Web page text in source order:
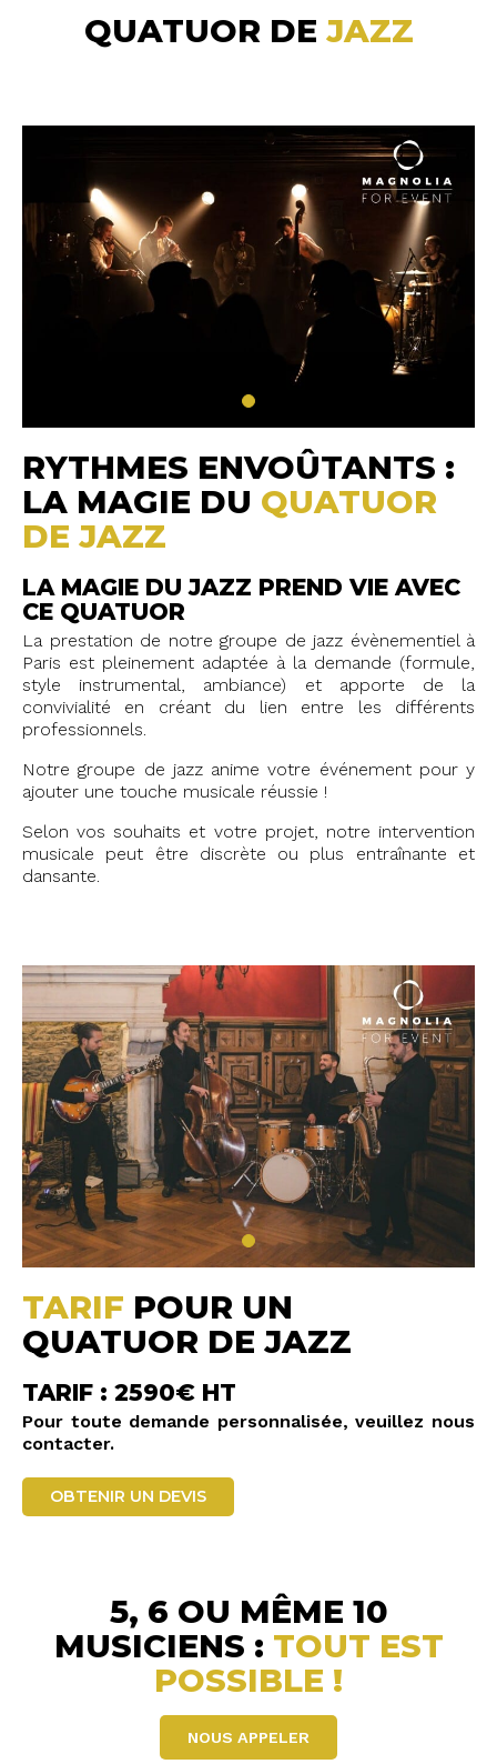
QUATUOR DE JAZZ
RYTHMES ENVOÛTANTS :
LA MAGIE DU QUATUOR
DE JAZZ
LA MAGIE DU JAZZ PREND VIE AVEC
CE QUATUOR
La prestation de notre groupe de jazz évènementiel à
Paris est pleinement adaptée à la demande (formule,
style instrumental, ambiance) et apporte de la
convivialité en créant du lien entre les différents
professionnels.
Notre groupe de jazz anime votre événement pour y
ajouter une touche musicale réussie !
Selon vos souhaits et votre projet, notre intervention
musicale peut être discrète ou plus entraînante et
dansante.
TARIF POUR UN
QUATUOR DE JAZZ
TARIF : 2590€ HT
Pour toute demande personnalisée, veuillez nous
contacter.
OBTENIR UN DEVIS
5, 6 OU MÊME 10
MUSICIENS : TOUT EST
POSSIBLE !
NOUS APPELER